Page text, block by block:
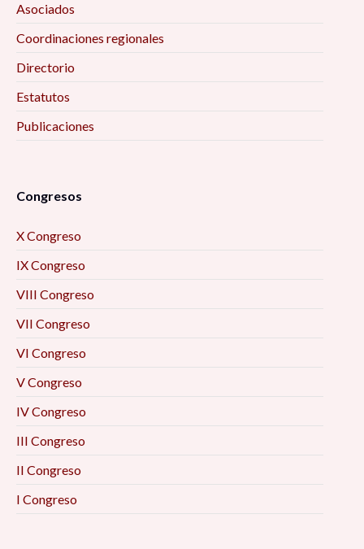
Asociados
Coordinaciones regionales
Directorio
Estatutos
Publicaciones
Congresos
X Congreso
IX Congreso
VIII Congreso
VII Congreso
VI Congreso
V Congreso
IV Congreso
III Congreso
II Congreso
I Congreso